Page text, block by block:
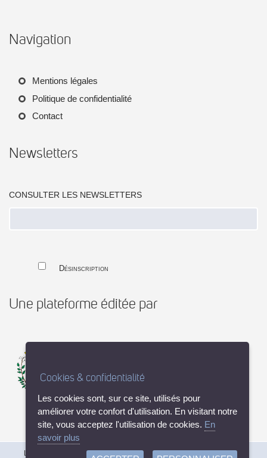
Navigation
Mentions légales
Politique de confidentialité
Contact
Newsletters
CONSULTER LES NEWSLETTERS
Désinscription
Une plateforme éditée par
Linea21 (v 2.5.0-r4026) © 2003-2026
Cookies & confidentialité
Les cookies sont, sur ce site, utilisés pour
améliorer votre confort d'utilisation. En visitant notre
site, vous acceptez l'utilisation de cookies. En
savoir plus